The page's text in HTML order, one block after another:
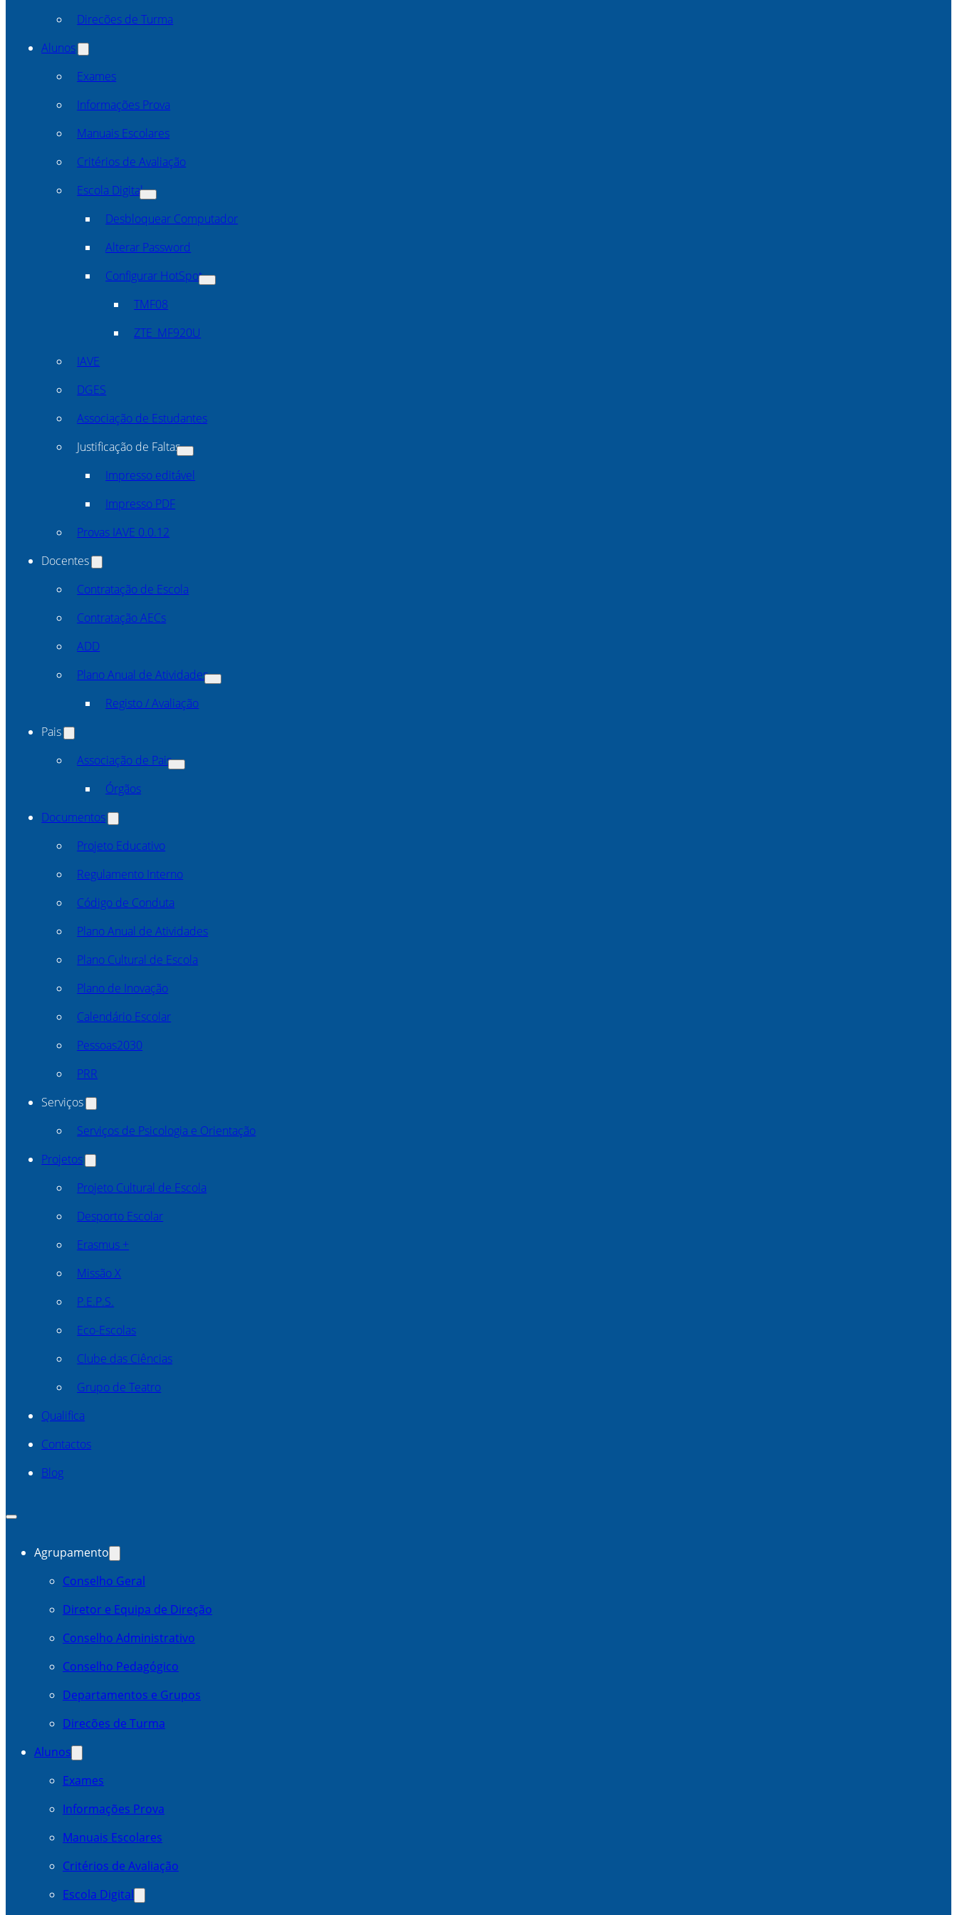
Direcões de Turma
Alunos
Exames
Informações Prova
Manuais Escolares
Critérios de Avaliação
Escola Digital
Desbloquear Computador
Alterar Password
Configurar HotSpot
TMF08
ZTE_MF920U
IAVE
DGES
Associação de Estudantes
Justificação de Faltas
Impresso editável
Impresso PDF
Provas IAVE 0.0.12
Docentes
Contratação de Escola
Contratação AECs
ADD
Plano Anual de Atividades
Registo / Avaliação
Pais
Associação de Pais
Órgãos
Documentos
Projeto Educativo
Regulamento Interno
Código de Conduta
Plano Anual de Atividades
Plano Cultural de Escola
Plano de Inovação
Calendário Escolar
Pessoas2030
PRR
Serviços
Serviços de Psicologia e Orientação
Projetos
Projeto Cultural de Escola
Desporto Escolar
Erasmus +
Missão X
P.E.P.S.
Eco-Escolas
Clube das Ciências
Grupo de Teatro
Qualifica
Contactos
Blog
Agrupamento
Conselho Geral
Diretor e Equipa de Direção
Conselho Administrativo
Conselho Pedagógico
Departamentos e Grupos
Direcões de Turma
Alunos
Exames
Informações Prova
Manuais Escolares
Critérios de Avaliação
Escola Digital